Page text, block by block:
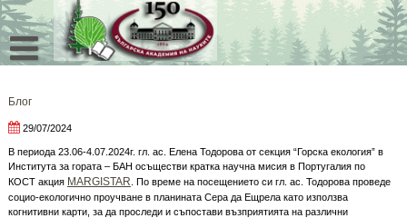
Skip
to
content
Блог
29/07/2024
В периода 23.06-4.07.2024г. гл. ас. Елена Тодорова от секция “Горска екология” в
Института за гората – БАН осъществи кратка научна мисия в Португалия по
КОСТ акция MARGISTAR . По време на посещението си гл. ас. Тодорова проведе
социо-екологично проучване в планината Сера да Ещрела като използва
когнитивни карти, за да проследи и съпостави възприятията на различни